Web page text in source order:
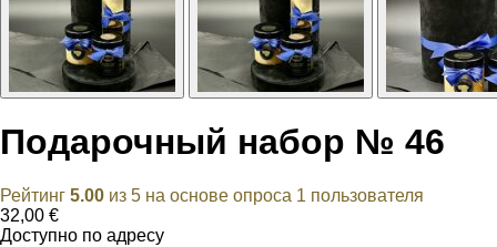
Подарочный набор № 46
Рейтинг 5.00 из 5 на основе опроса 1 пользователя
32,00 €
Доступно по адресу